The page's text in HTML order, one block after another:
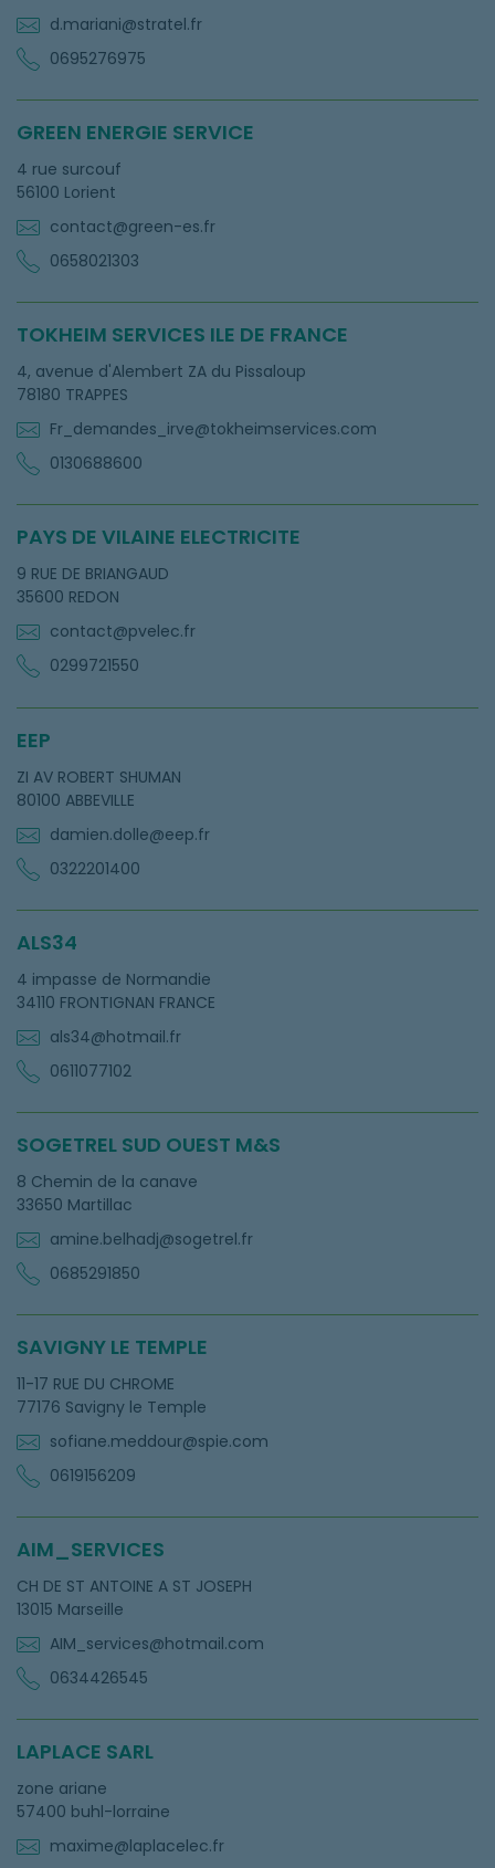
d.mariani@stratel.fr
0695276975
GREEN ENERGIE SERVICE
4 rue surcouf
56100 Lorient
contact@green-es.fr
0658021303
TOKHEIM SERVICES ILE DE FRANCE
4, avenue d'Alembert ZA du Pissaloup
78180 TRAPPES
Fr_demandes_irve@tokheimservices.com
0130688600
PAYS DE VILAINE ELECTRICITE
9 RUE DE BRIANGAUD
35600 REDON
contact@pvelec.fr
0299721550
EEP
ZI AV ROBERT SHUMAN
80100 ABBEVILLE
damien.dolle@eep.fr
0322201400
ALS34
4 impasse de Normandie
34110 FRONTIGNAN FRANCE
als34@hotmail.fr
0611077102
SOGETREL SUD OUEST M&S
8 Chemin de la canave
33650 Martillac
amine.belhadj@sogetrel.fr
0685291850
SAVIGNY LE TEMPLE
11-17 RUE DU CHROME
77176 Savigny le Temple
sofiane.meddour@spie.com
0619156209
AIM_SERVICES
CH DE ST ANTOINE A ST JOSEPH
13015 Marseille
AIM_services@hotmail.com
0634426545
LAPLACE SARL
zone ariane
57400 buhl-lorraine
maxime@laplacelec.fr